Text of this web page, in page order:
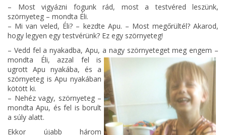
– Most vigyázni fogunk rád, most a testvéred leszünk,
szörnyeteg – mondta Éli.
– Mi van veled, Éli? – kezdte Apu. – Most megőrültél? Akarod,
hogy legyen egy testvérünk? Ez egy szörnyeteg!
– Vedd fel a nyakadba, Apu, a nagy szörnyeteget meg engem –
mondta Éli, azzal fel is
ugrott Apu nyakába, és a
szörnyeteg is Apu nyakában
kötött ki.
– Nehéz vagy, szörnyeteg –
mondta Apu, és fel is borult
a súly alatt.
Ekkor újabb három